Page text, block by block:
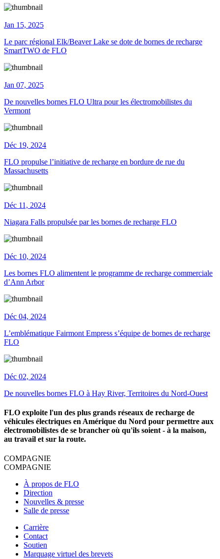
Jan 15, 2025
Le parc régional Elk/Beaver Lake se dote de bornes de recharge
SmartTWO de FLO
Jan 07, 2025
De nouvelles bornes FLO Ultra pour les électromobilistes du
Vermont
Déc 19, 2024
FLO propulse l’initiative de recharge en bordure de rue du
Massachusetts
Déc 11, 2024
Niagara Falls propulsée par les bornes de recharge FLO
Déc 10, 2024
Les bornes FLO alimentent le programme de recharge commerciale
d’Ann Arbor
Déc 04, 2024
L’emblématique Fairmont Empress s’équipe de bornes de recharge
FLO
Déc 02, 2024
De nouvelles bornes FLO à Hay River, Territoires du Nord-Ouest
FLO exploite l'un des plus grands réseaux de recharge de
véhicules électriques en Amérique du Nord pour permettre aux
électromobilistes de se brancher où qu'ils soient - à la maison,
au travail et sur la route.
COMPAGNIE
COMPAGNIE
À propos de FLO
Direction
Nouvelles & presse
Salle de presse
Carrière
Contact
Soutien
Marquage virtuel des brevets